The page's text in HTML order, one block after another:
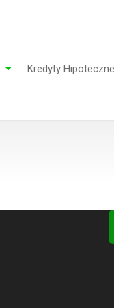
Kredyty Hipoteczne